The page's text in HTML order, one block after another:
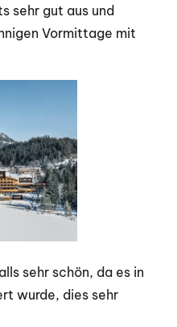
sehr gut aus und
Vormittage mit
sehr schön, da es in
wurde, dies sehr